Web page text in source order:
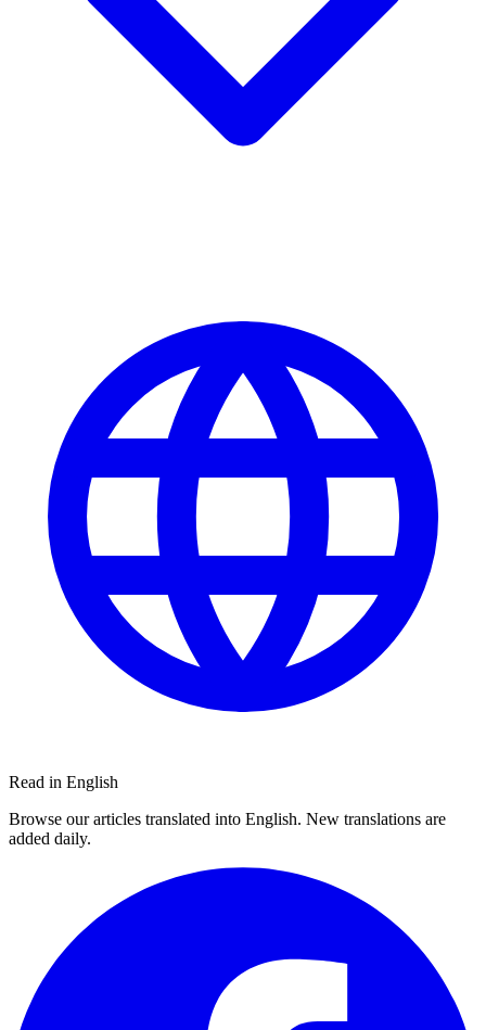
Read in English
Browse our articles translated into English. New translations are
added daily.